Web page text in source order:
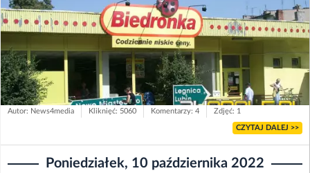
Autor: News4media Kliknięć: 5060 Komentarzy: 4 Zdjęć: 1
CZYTAJ DALEJ >>
Poniedziałek, 10 października 2022